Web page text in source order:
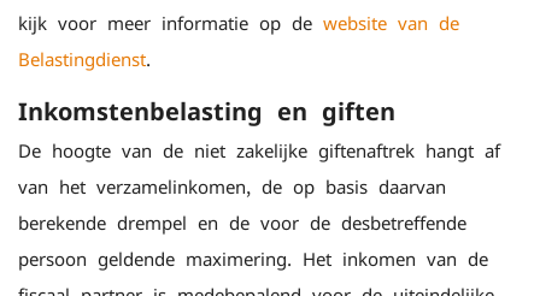
kijk voor meer informatie op de website van de
Belastingdienst.
Inkomstenbelasting en giften
De hoogte van de niet-zakelijke giftenaftrek hangt af
van het verzamelinkomen, de op basis daarvan
berekende drempel en de voor de desbetreffende
persoon geldende maximering. Het inkomen van de